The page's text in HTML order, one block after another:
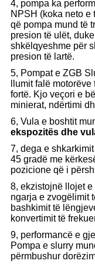
4, pompa ka
NPSH (koka neto e
që pompa mund të
presion të ulët,
shkëlqyeshme për
presion të lartë.
5, Pompat e ZGB
llumit falë
fortë. Kjo veçori e
minierat, ndërtimi
6, Vula e boshtit
ekspozitës dhe
7, dega e
45 gradë me
pozicione që i
8, ekzistojnë llojet
ngarja e zvogëlimit
bashkimit të
konvertimit të
9, performancë e
Pompa e slurry
përmbushur